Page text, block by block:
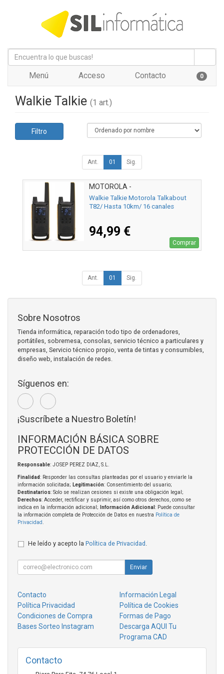
Menú Acceso Contacto 0
Walkie Talkie (1 art.)
Filtro
Ant. 01 Sig.
MOTOROLA -
Walkie Talkie Motorola Talkabout
T82/ Hasta 10km/ 16 canales
94,99 €
Comprar
Ant. 01 Sig.
Sobre Nosotros
Tienda informática, reparación todo tipo de ordenadores,
portátiles, sobremesa, consolas, servicio técnico a particulares y
empresas, Servicio técnico propio, venta de tintas y consumibles,
diseño web, instalación de redes.
Síguenos en:
¡Suscríbete a Nuestro Boletín!
INFORMACIÓN BÁSICA SOBRE
PROTECCIÓN DE DATOS
Responsable: JOSEP PEREZ DIAZ, S.L.
Finalidad: Responder las consultas planteadas por el usuario y enviarle la
información solicitada; Legitimación: Consentimiento del usuario;
Destinatarios: Solo se realizan cesiones si existe una obligación legal;
Derechos: Acceder, rectificar y suprimir, así como otros derechos, como se
indica en la información adicional;
Información Adicional : Puede consultar
la información completa de Protección de Datos en nuestra Política de
Privacidad
He leído y acepto la Política de Privacidad .
Enviar
Contacto
Información Legal
Política Privacidad
Política de Cookies
Condiciones de Compra
Formas de Pago
Bases Sorteo Instagram
Descarga AQUI Tu
Programa CAD
Contacto